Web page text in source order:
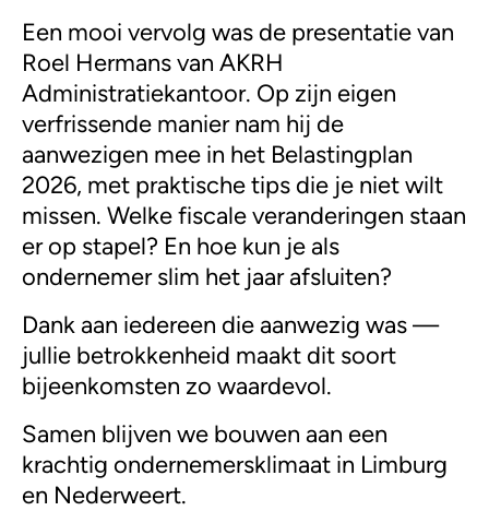
Een mooi vervolg was de presentatie van
Roel Hermans van AKRH
Administratiekantoor. Op zijn eigen
verfrissende manier nam hij de
aanwezigen mee in het Belastingplan
2026, met praktische tips die je niet wilt
missen. Welke fiscale veranderingen staan
er op stapel? En hoe kun je als
ondernemer slim het jaar afsluiten?
Dank aan iedereen die aanwezig was —
jullie betrokkenheid maakt dit soort
bijeenkomsten zo waardevol.
Samen blijven we bouwen aan een
krachtig ondernemersklimaat in Limburg
en Nederweert.